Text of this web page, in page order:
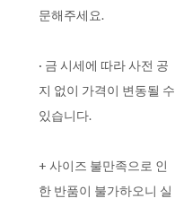
문해주세요.
· 금 시세에 따라 사전 공
지 없이 가격이 변동될 수
있습니다.
+ 사이즈 불만족으로 인
한 반품이 불가하오니 실